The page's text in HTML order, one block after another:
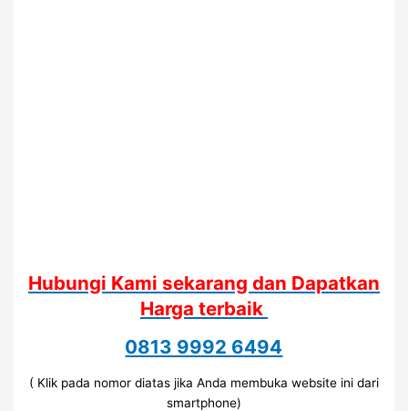
Hubungi Kami sekarang dan Dapatkan
Harga terbaik
0813 9992 6494
( Klik pada nomor diatas jika Anda membuka website ini dari
smartphone)